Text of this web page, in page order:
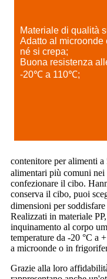
Materiale di qualità
Adatto al
né si crepa;
Buona resistenza
-20℃ a 110℃;
contenitore per alimenti a
alimentari più comuni
confezionare il cibo.
conserva il cibo, puoi
dimensioni per
Realizzati in materiale
inquinamento al corpo
temperature da -20 °C a
a microonde o in
Grazie alla loro